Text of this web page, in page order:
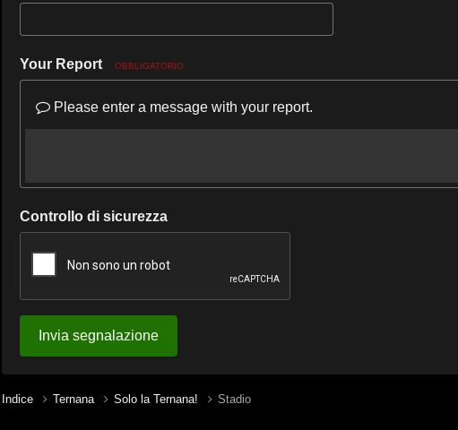
Your Report OBBLIGATORIO
Please enter a message with your report.
Controllo di sicurezza
Invia segnalazione
Indice Ternana Solo la Ternana! Stadio